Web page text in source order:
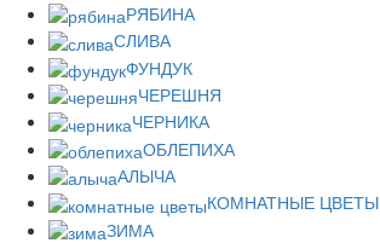
РЯБИНА
СЛИВА
ФУНДУК
ЧЕРЕШНЯ
ЧЕРНИКА
ОБЛЕПИХА
АЛЫЧА
КОМНАТНЫЕ ЦВЕТЫ
ЗИМА